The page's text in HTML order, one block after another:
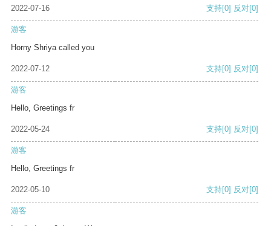
2022-07-16 支持[0] 反对[0]
游客
Horny Shriya called you
2022-07-12 支持[0] 反对[0]
游客
Hello, Greetings fr
2022-05-24 支持[0] 反对[0]
游客
Hello, Greetings fr
2022-05-10 支持[0] 反对[0]
游客